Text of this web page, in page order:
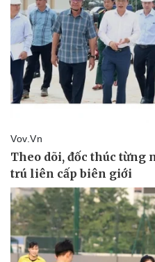
Tin nóng
Tư vấn luật